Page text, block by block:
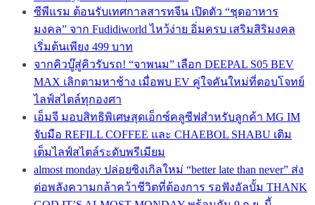
ซีพีแรม ต้อนรับเทศกาลสารทจีน เปิดตัว “ชุดอาหาร
มงคล” จาก Fudidiworld ไหว้ง่าย อิ่มครบ เสริมสิริมงคล
เริ่มต้นเพียง 499 บาท
จากคิวบู๊สู่คิวรับรถ! “จาพนม” เลือก DEEPAL S05 BEV
MAX เลิกตามหาช้าง เมื่อพบ EV คู่ใจคันใหม่ที่ตอบโจทย์
ไลฟ์สไตล์ทุกองศา
เอ็มจี มอบสิทธิพิเศษสุดเอ็กซ์คลูซีฟสำหรับลูกค้า MG IM
จับมือ REFILL COFFEE และ CHAEBOL SHABU เติม
เต็มไลฟ์สไตล์ระดับพรีเมียม
almost monday ปล่อยซิงเกิลใหม่ “better late than never” ส่ง
ต่อพลังความกล้าคว้าชีวิตที่ต้องการ รอฟังอัลบั้ม THANK